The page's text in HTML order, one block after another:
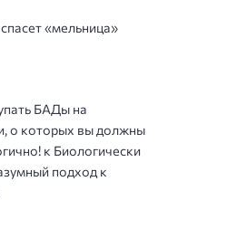
«мельница»
БАДы на
о которых вы должны
к Биологически
подход к